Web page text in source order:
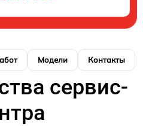
Модели Контакты
сервис-